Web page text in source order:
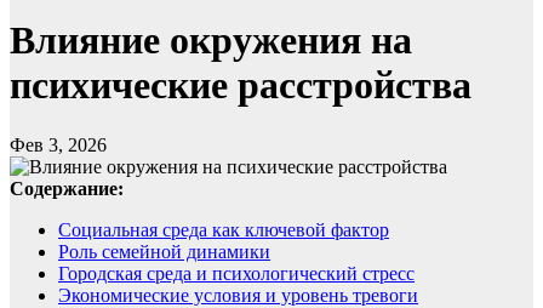
Влияние окружения на
психические расстройства
Фев 3, 2026
Содержание:
Социальная среда как ключевой фактор
Роль семейной динамики
Городская среда и психологический стресс
Экономические условия и уровень тревоги